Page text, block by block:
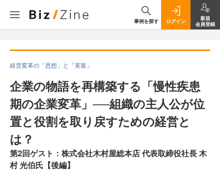
事例を探す ログイン
新規
会員登録
経営変革の「思想」と「実装」
企業の物語を再構築する「慢性疾患
期の企業変革」──組織の主人公が位
置と役割を取り戻すための経営と
は？
第2回ゲスト：株式会社木村屋総本店 代表取締役社長 木
村 光伯氏【後編】